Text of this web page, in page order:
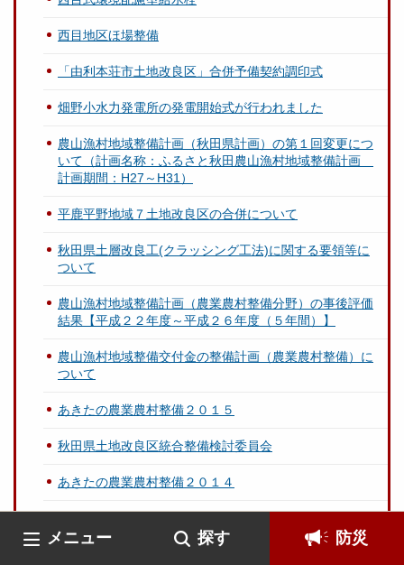
メニュー 探す 防災
西目地区ほ場整備
「由利本荘市土地改良区」合併予備契約調印式
畑野小水力発電所の発電開始式が行われました
農山漁村地域整備計画（秋田県計画）の第１回変更につ
いて（計画名称：ふるさと秋田農山漁村地域整備計画
計画期間：H27～H31）
平鹿平野地域７土地改良区の合併について
秋田県土層改良工(クラッシング工法)に関する要領等に
ついて
農山漁村地域整備計画（農業農村整備分野）の事後評価
結果【平成２２年度～平成２６年度（５年間）】
農山漁村地域整備交付金の整備計画（農業農村整備）に
ついて
あきたの農業農村整備２０１５
秋田県土地改良区統合整備検討委員会
あきたの農業農村整備２０１４